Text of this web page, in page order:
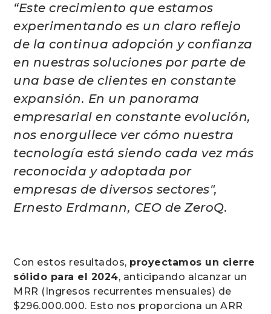
“Este crecimiento que estamos
experimentando es un claro reflejo
de la continua adopción y confianza
en nuestras soluciones por parte de
una base de clientes en constante
expansión. En un panorama
empresarial en constante evolución,
nos enorgullece ver cómo nuestra
tecnología está siendo cada vez más
reconocida y adoptada por
empresas de diversos sectores",
Ernesto Erdmann, CEO de ZeroQ.
Con estos resultados, proyectamos un cierre
sólido para el 2024, anticipando alcanzar un
MRR (Ingresos recurrentes mensuales) de
$296.000.000. Esto nos proporciona un ARR